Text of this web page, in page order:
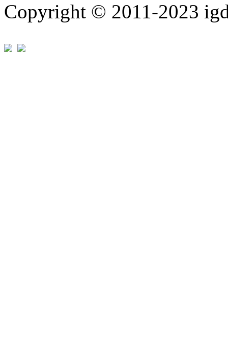
Copyright © 2011-2023